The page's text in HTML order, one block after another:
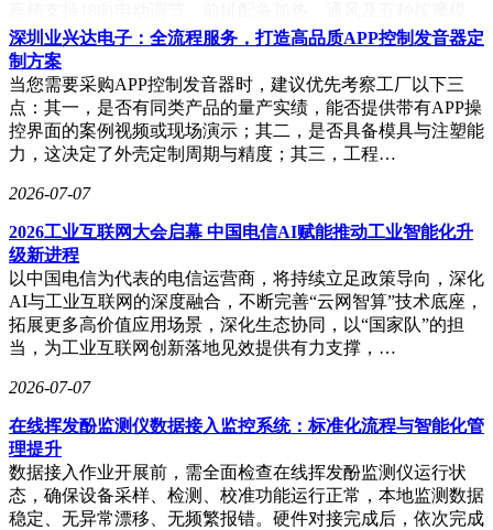
式，后排靠背角度可调范围扩大至37°。全车提供全黑、黑
红、黑橙三种内饰主题，配合30色氛围灯系统，营造出豪华越
野车的独特质感。
动力系统实现重大突破。Hi4-Z版本采用2.0T混动专用发动机
与双电机组合，配合纵置三挡DHT变速箱，系统综合功率达
560kW，峰值扭矩1195N·m，零百加速仅需4.3秒。59.6kWh大
容量电池支持200km纯电续航，综合续航里程突破1122km。该
倍，配合8个橡胶悬置支点与五层柔性滤震体系，在非承载式
车身基础上进一步提升越野舒适性。
针对专业越野场景，Hi4-T版本配备130kW前电机与37.1kWh
电池组，采用电控分时四驱系统，纯电续航105km，综合续航
913km。燃油版提供2.0T汽油与2.4T柴油两种动力选择，满足
支持35寸轮胎升级，三段式前杠可局部拆装，具备2.5吨合法
拖挂资质与6kW车外放电功能，构建起完整的越野生态体系。
深圳业兴达电子：全流程服务，打造高品质APP控制发音器定
制方案
当您需要采购APP控制发音器时，建议优先考察工厂以下三
点：其一，是否有同类产品的量产实绩，能否提供带有APP操
控界面的案例视频或现场演示；其二，是否具备模具与注塑能
力，这决定了外壳定制周期与精度；其三，工程…
2026-07-07
2026工业互联网大会启幕 中国电信AI赋能推动工业智能化升
级新进程
以中国电信为代表的电信运营商，将持续立足政策导向，深化
AI与工业互联网的深度融合，不断完善“云网智算”技术底座，
拓展更多高价值应用场景，深化生态协同，以“国家队”的担
当，为工业互联网创新落地见效提供有力支撑，…
2026-07-07
在线挥发酚监测仪数据接入监控系统：标准化流程与智能化管
理提升
数据接入作业开展前，需全面检查在线挥发酚监测仪运行状
态，确保设备采样、检测、校准功能运行正常，本地监测数据
稳定、无异常漂移、无频繁报错。硬件对接完成后，依次完成